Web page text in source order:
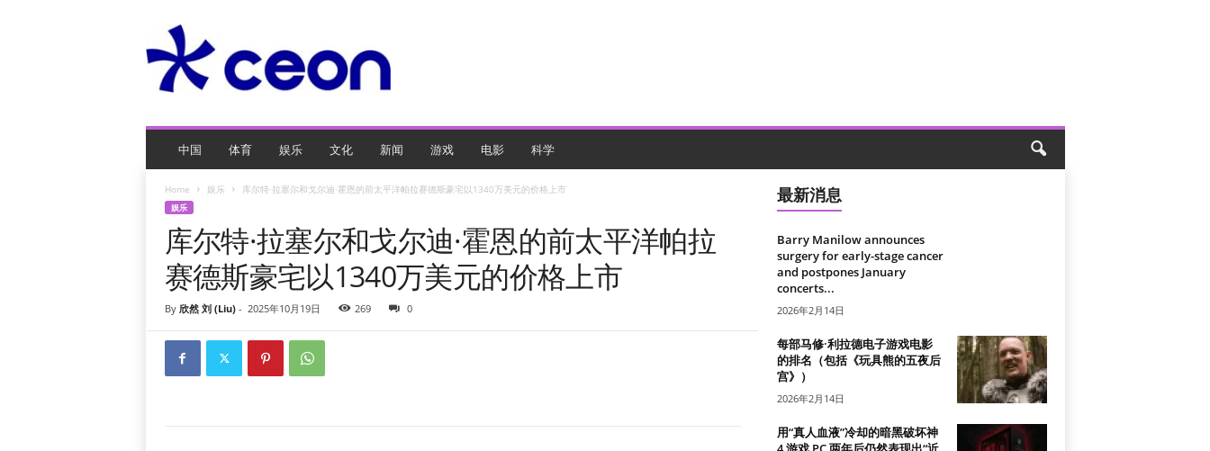
O
游
中国 体育 娱乐 文化 新闻 游戏 电影 科学
Home 娱乐 库尔特·拉塞尔和戈尔迪·霍恩的前太平洋帕拉赛德斯豪宅以1340万美元的价格上市
娱乐
库尔特·拉塞尔和戈尔迪·霍恩的前太平洋帕拉
赛德斯豪宅以1340万美元的价格上市
By 欣然 刘 (Liu)- 2025年10月19日 269 0
最新消息
Barry Manilow announces
surgery for early-stage cancer
and postpones January
concerts...
2026年2月14日
每部马修·利拉德电子游戏电影
的排名（包括《玩具熊的五夜后
宫》）
2026年2月14日
用“真人血液”冷却的暗黑破坏神